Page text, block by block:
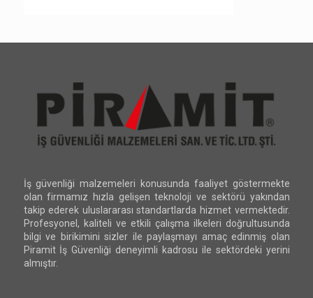
İş güvenliği malzemeleri konusunda faaliyet göstermekte
olan firmamız hızla gelişen teknoloji ve sektörü yakından
takip ederek uluslararası standartlarda hizmet vermektedir.
Profesyonel, kaliteli ve etkili çalışma ilkeleri doğrultusunda
bilgi ve birikimini sizler ile paylaşmayı amaç edinmiş olan
Piramit İş Güvenliği deneyimli kadrosu ile sektördeki yerini
almıştır.